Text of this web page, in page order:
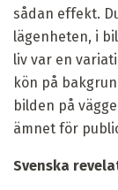
sådan effekt.
lägenheten, i
liv var en
kön på
bilden på
ämnet för
Svenska